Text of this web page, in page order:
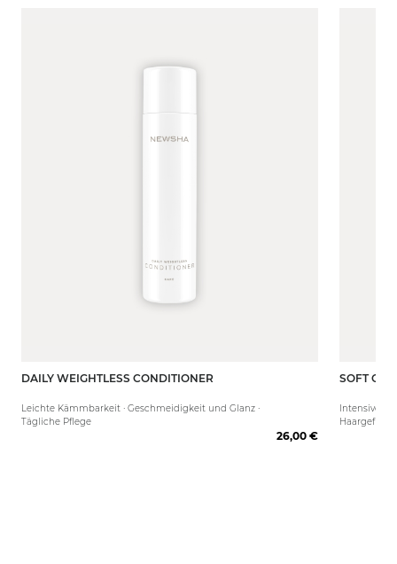
250 ml
DAILY WEIGHTLESS CONDITIONER
Leichte Kämmbarkeit · Geschmeidigkeit und Glanz ·
Tägliche Pflege
26,00 €
50 ml SOFT
Intensive
Haargefühl